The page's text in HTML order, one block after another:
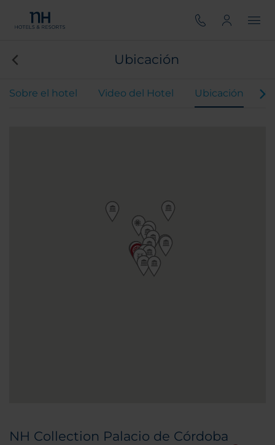
Ubicación
Sobre el hotel Video del Hotel Ubicación
NH Collection Palacio de Córdoba